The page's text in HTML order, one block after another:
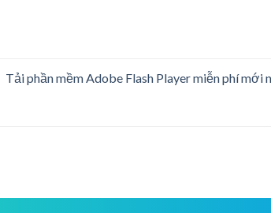
Tải phần mềm Adobe Flash Player miễn phí mới